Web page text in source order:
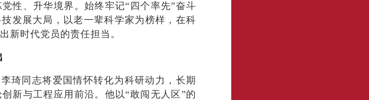
性、升华境界。始终牢记“四个率先”奋斗
发展大局，以老一辈科学家为榜样，在科
新时代党员的责任担当。
琦同志将爱国情怀转化为科研动力，长期
新与工程应用前沿。他以“敢闯无人区”的